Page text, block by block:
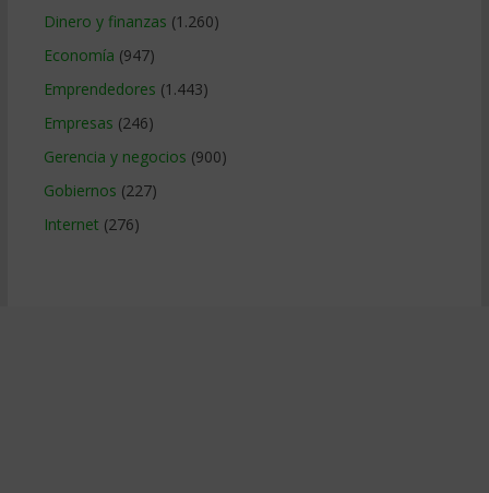
Dinero y finanzas (1.260)
Economía (947)
Emprendedores (1.443)
Empresas (246)
Gerencia y negocios (900)
Gobiernos (227)
Internet (276)